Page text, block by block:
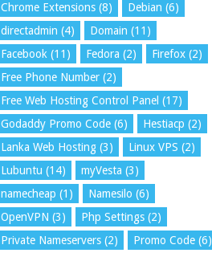
Chrome Extensions (8) Debian (6)
directadmin (4) Domain (11)
Facebook (11) Fedora (2) Firefox (2)
Free Phone Number (2)
Free Web Hosting Control Panel (17)
Godaddy Promo Code (6) Hestiacp (2)
Lanka Web Hosting (3) Linux VPS (2)
Lubuntu (14) myVesta (3)
namecheap (1) Namesilo (6)
OpenVPN (3) Php Settings (2)
Private Nameservers (2) Promo Code (6)